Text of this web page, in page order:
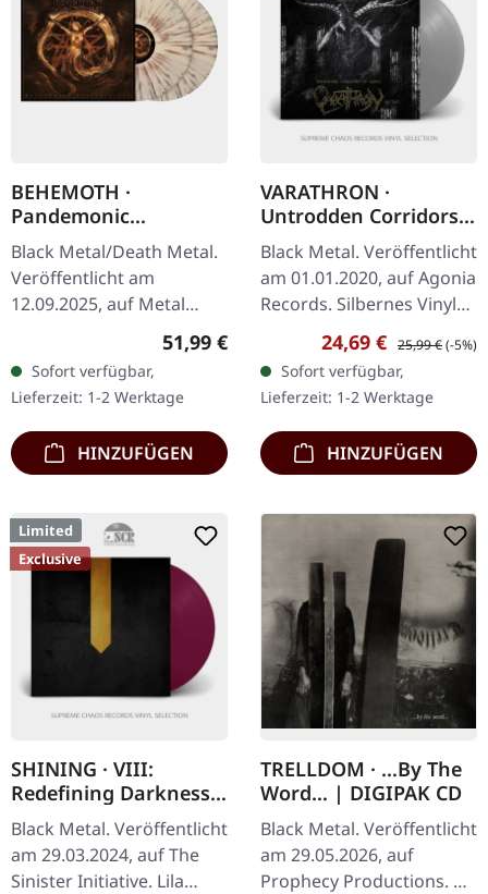
BEHEMOTH ·
Pandemonic
Incantations |
BONE/BROWN
SPLATTER 2LP
Black Metal/Death Metal.
Veröffentlicht am
12.09.2025, auf Metal
Blade Records. Weißes
Doppel-Vinyl mit braunen
Splattern im Gatefold
Cover mit…
Regulärer Preis:
51,99 €
Sofort verfügbar,
Lieferzeit: 1-2 Werktage
HINZUFÜGEN
VARATHRON ·
Untrodden Corridors
Of Hades | SILVER LP
Black Metal. Veröffentlicht
am 01.01.2020, auf Agonia
Records. Silbernes Vinyl
mit bedruckter
Innenhülle. Limitiert auf
150 handnummerierte
Exemplare…
Verkaufspreis:
24,69 € Regulärer
25,99 €(-5%)
Sofort verfügbar,
Lieferzeit: 1-2 Werktage
HINZUFÜGEN
Limited
Exclusive
SHINING · VIII:
Redefining Darkness
(Re-Release) | PURPLE
LP
Black Metal. Veröffentlicht
am 29.03.2024, auf The
Sinister Initiative. Lila
TRELLDOM · …By The
Word… | DIGIPAK CD
Black Metal. Veröffentlicht
am 29.05.2026, auf
Prophecy Productions. CD